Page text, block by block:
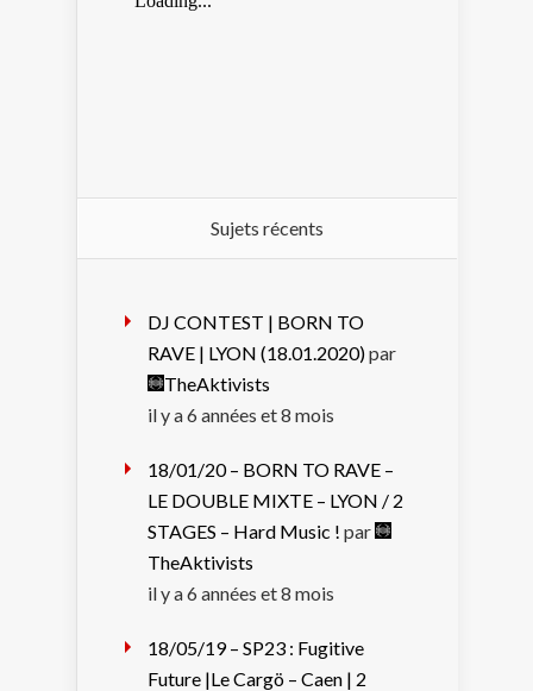
Sujets récents
DJ CONTEST | BORN TO
RAVE | LYON (18.01.2020)par
TheAktivists
il y a 6 années et 8 mois
18/01/20 – BORN TO RAVE –
LE DOUBLE MIXTE – LYON / 2
STAGES – Hard Music ! par
TheAktivists
il y a 6 années et 8 mois
18/05/19 – SP23 : Fugitive
Future |Le Cargö – Caen | 2